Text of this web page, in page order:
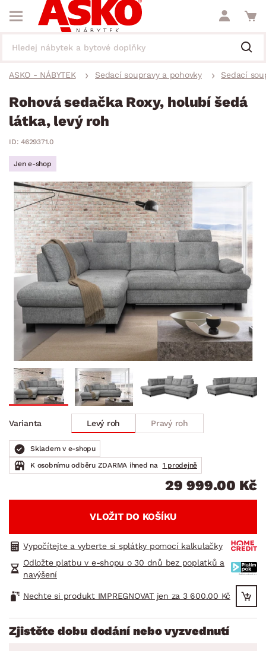
ASKO - NÁBYTEK Sedací soupravy a pohovky Sedací
Rohová sedačka Roxy, holubí šedá
látka, levý roh
ID: 4629371.0
Jen e-shop
Varianta Levý roh Pravý roh
Skladem v e-shopu
K osobnímu odběru ZDARMA ihned na
1 prodejně
29 999.00 Kč
VLOŽIT DO KOŠÍKU
Vypočítejte a vyberte si splátky pomocí kalkulačky
Odložte platbu v e-shopu o 30 dnů bez poplatků a
navýšení
Nechte si produkt IMPREGNOVAT jen za 3 600.00 Kč
Zjistěte dobu dodání nebo vyzvednutí